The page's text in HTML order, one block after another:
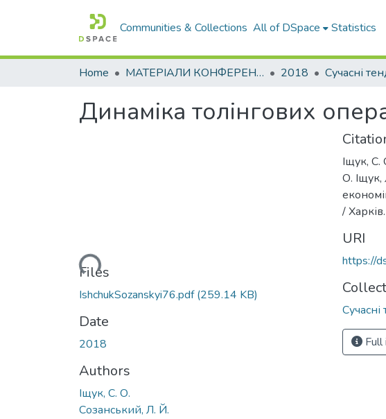
Communities & Collections All of DSpace Statistics
Home МАТЕРІАЛИ КОНФЕРЕНЦІЙ 2018
Динаміка толінгових
Loading...
Files
IshchukSozanskyi76.pdf(259.14 KB)
Date
2018
Authors
Іщук, С. О.
Созанський, Л. Й.
Іщук, С.
О. Іщук,
/
URI
https://
Сучасні
Full